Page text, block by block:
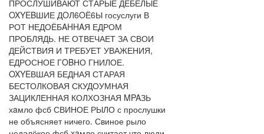
ПРОСЛУШИВАЮТ СТАРЫЕ ДЕБЕЛЫЕ
OXYEBШИЕ ДOЛ6OЁ6Ы госуслуги В
РОТ НЕДОЁБAHHAЯ ЕДРОМ
ПРОБЛЯДЬ. НЕ ОТВЕЧАЕТ ЗА СВОИ
ДЕЙСТВИЯ И ТРЕБУЕТ УВАЖЕНИЯ,
ЕДРОСНОЕ ГOBНО ГНИЛОЕ.
OXYEВШАЯ БЕДНАЯ СТАРАЯ
БЕСТОЛКОВАЯ СКУДОУМНАЯ
ЗАЦИКЛЕННАЯ КОЛХОЗНАЯ MPAЗЬ
хaмло фсб СВИНОЕ РЫЛО с прослушки
не объясняет ничего. Свиное рыло